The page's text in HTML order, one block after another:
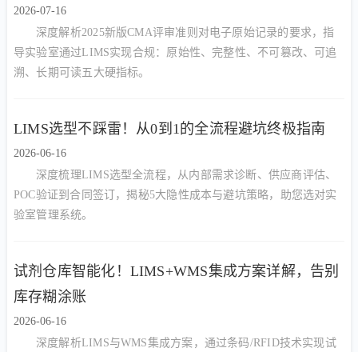
2026-07-16
深度解析2025新版CMA评审准则对电子原始记录的要求，指
导实验室通过LIMS实现合规：原始性、完整性、不可篡改、可追
溯、长期可读五大硬指标。
LIMS选型不踩雷！从0到1的全流程避坑终极指南
2026-06-16
深度梳理LIMS选型全流程，从内部需求诊断、供应商评估、
POC验证到合同签订，揭秘5大隐性成本与避坑策略，助您选对实
验室管理系统。
试剂仓库智能化！LIMS+WMS集成方案详解，告别
库存糊涂账
2026-06-16
深度解析LIMS与WMS集成方案，通过条码/RFID技术实现试